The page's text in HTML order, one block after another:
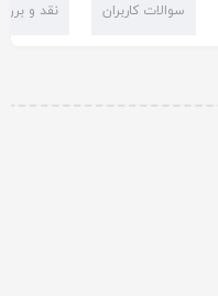
سوالات کاربران نقد و